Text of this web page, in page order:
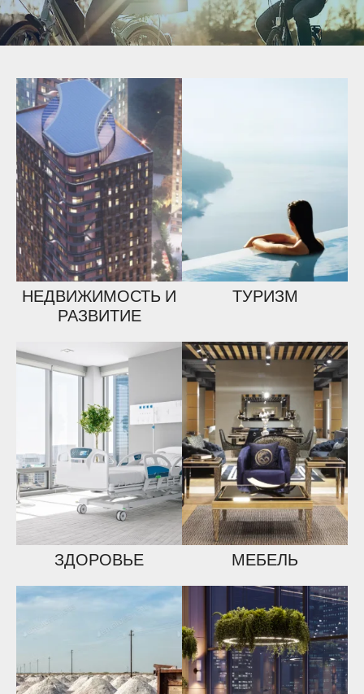
НЕДВИЖИМОСТЬ И
РАЗВИТИЕ
ТУРИЗМ
ЗДОРОВЬЕ МЕБЕЛЬ